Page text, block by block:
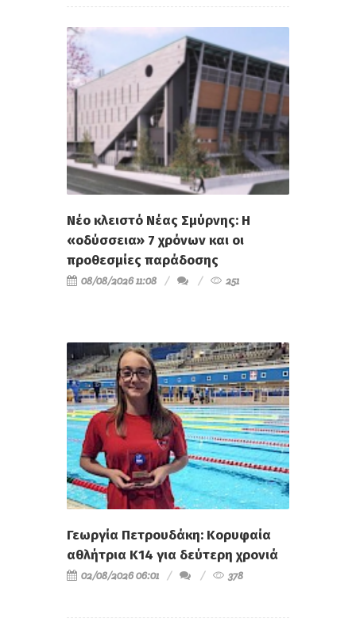
Νέο κλειστό Νέας Σμύρνης: Η
«οδύσσεια» 7 χρόνων και οι
προθεσμίες παράδοσης
08/08/2026 11:08 251
Γεωργία Πετρουδάκη: Κορυφαία
αθλήτρια Κ14 για δεύτερη χρονιά
02/08/2026 06:01 378